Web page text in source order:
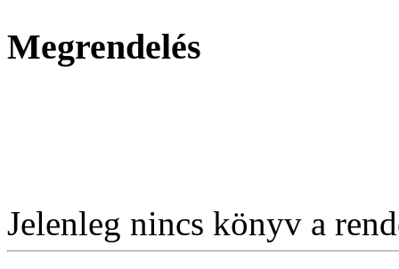
Megrendelés
Jelenleg nincs könyv a